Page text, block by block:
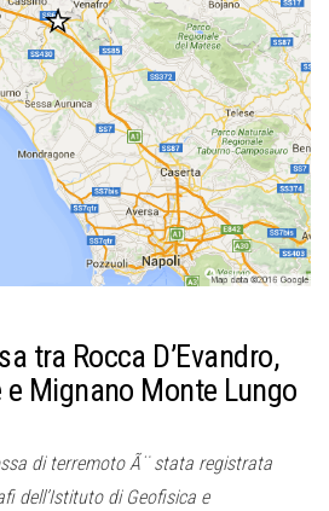
tra Rocca D’Evandro,
Mignano Monte Lungo
di terremoto Ã¨ stata registrata
dell’Istituto di Geofisica e